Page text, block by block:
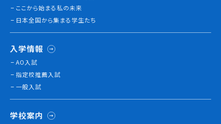
インターンシップ
活躍する卒業生
学校の特長
チャレンジプログラム
フォローアップレッスン
サマーチャレンジ実習
Eラーニング
コンクールチャレンジ
ここから始まる私の未来
日本全国から集まる学生たち
入学情報
AO入試
指定校推薦入試
一般入試
学校案内